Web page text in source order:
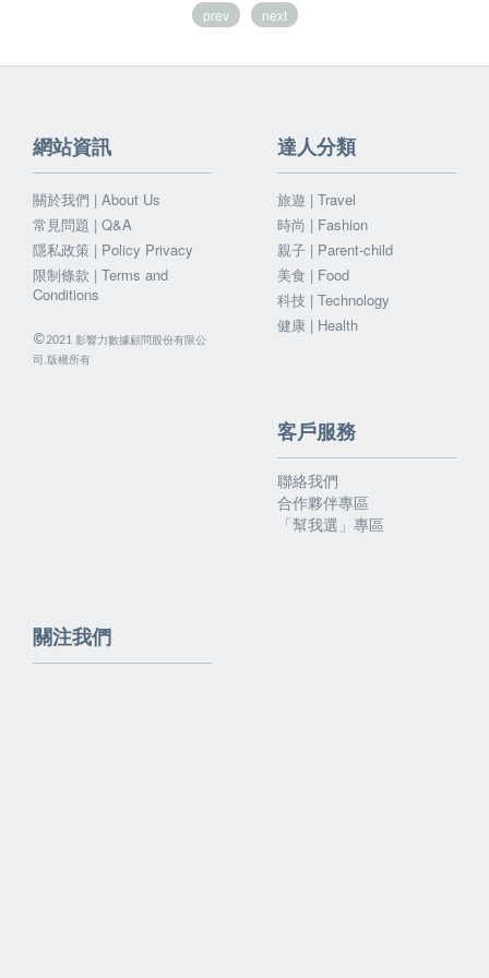
prev next
網站資訊
關於我們 | About Us
常見問題 | Q&A
隱私政策 | Policy Privacy
限制條款 | Terms and
Conditions
©2021 影響力數據顧問股份有限公
司.版權所有
達人分類
旅遊 | Travel
時尚 | Fashion
親子 | Parent-child
美食 | Food
科技 | Technology
健康 | Health
客戶服務
聯絡我們
合作夥伴專區
「幫我選」專區
關注我們